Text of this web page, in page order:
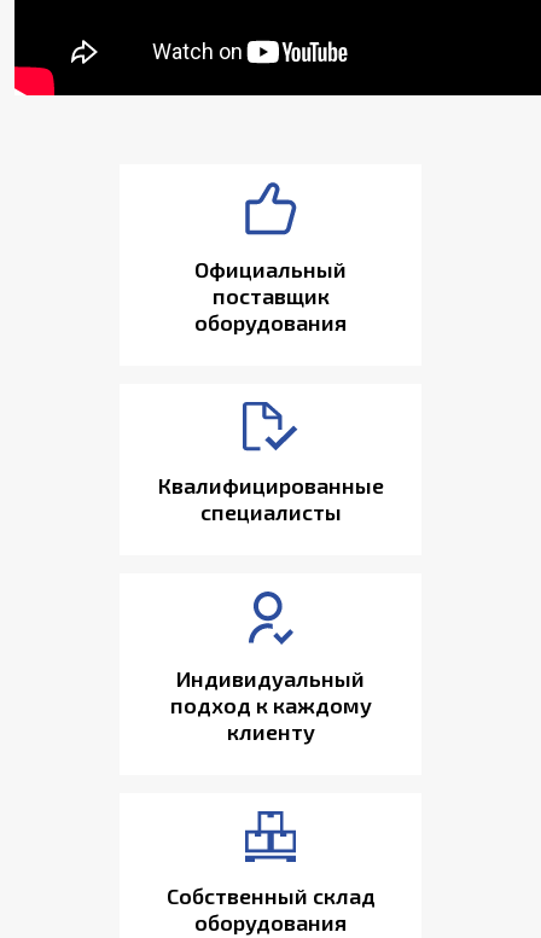
Официальный
поставщик
оборудования
Квалифицированные
специалисты
Индивидуальный
подход к каждому
клиенту
Собственный склад
оборудования